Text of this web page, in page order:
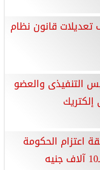
تعديلات قانون نظام
التنفيذى والعضو
اعتزام الحكومة